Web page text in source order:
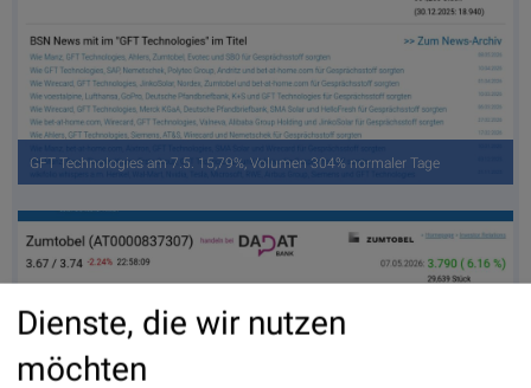
GFT Technologies am 7.5. 15,79%, Volumen 304% normaler Tage
Dienste, die wir nutzen
möchten